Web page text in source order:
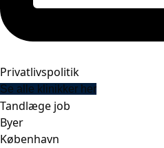
Privatlivspolitik
Se alle klinikker her
Tandlæge job
Byer
København